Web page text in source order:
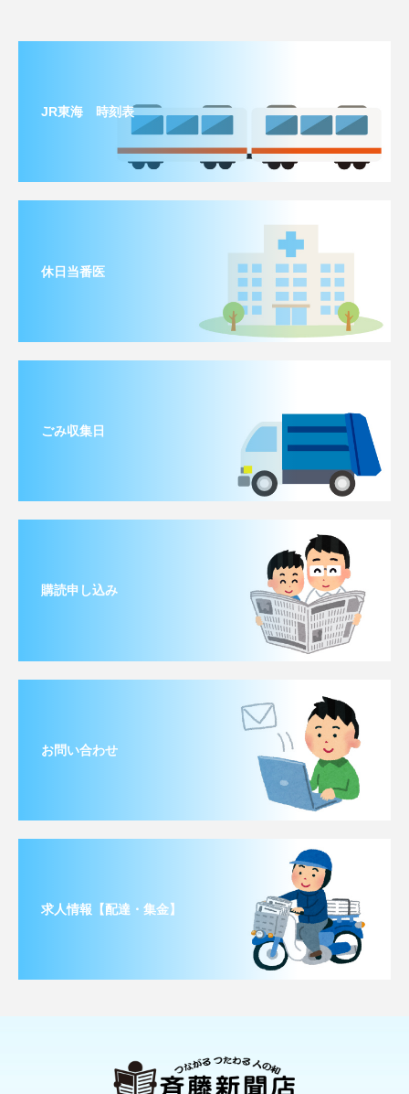
JR東海 時刻表
休日当番医
ごみ収集日
購読申し込み
お問い合わせ
求人情報【配達・集金】